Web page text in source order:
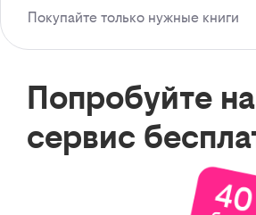
Покупайте только нужные книги
Попробуйте
сервис